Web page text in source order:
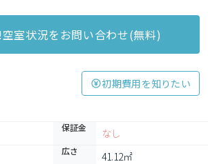
室状況をお問い合わせ(無料)
初期費用を知りたい
保証金 なし
広さ 41.12㎡